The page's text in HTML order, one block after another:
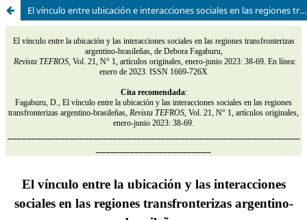
El vínculo entre ubicación e interacciones sociales en las regiones transfronterizas Argentina-Brasil